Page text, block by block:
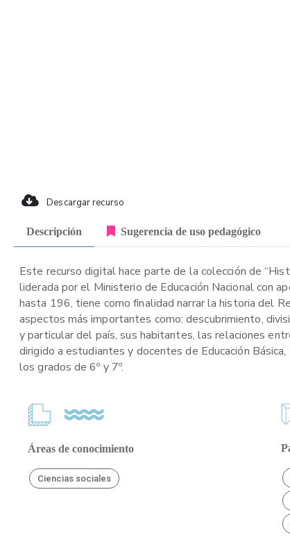
Descargar recurso
Descripción Sugerencia de uso pedagógico
Este recurso digital hace parte de la colección de
liderada por el Ministerio de Educación Nacional con
hasta 196, tiene como finalidad narrar la historia del
aspectos más importantes como: descubrimiento,
y particular del país, sus habitantes, las relaciones
dirigido a estudiantes y docentes de Educación
los grados de 6º y 7º.
Áreas de conocimiento
Ciencias sociales